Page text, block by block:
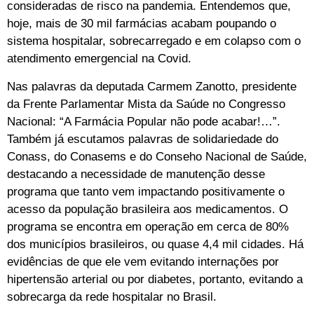
consideradas de risco na pandemia. Entendemos que,
hoje, mais de 30 mil farmácias acabam poupando o
sistema hospitalar, sobrecarregado e em colapso com o
atendimento emergencial na Covid.
Nas palavras da deputada Carmem Zanotto, presidente
da Frente Parlamentar Mista da Saúde no Congresso
Nacional: “A Farmácia Popular não pode acabar!…”.
Também já escutamos palavras de solidariedade do
Conass, do Conasems e do Conseho Nacional de Saúde,
destacando a necessidade de manutenção desse
programa que tanto vem impactando positivamente o
acesso da população brasileira aos medicamentos. O
programa se encontra em operação em cerca de 80%
dos municípios brasileiros, ou quase 4,4 mil cidades. Há
evidências de que ele vem evitando internações por
hipertensão arterial ou por diabetes, portanto, evitando a
sobrecarga da rede hospitalar no Brasil.